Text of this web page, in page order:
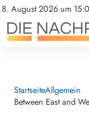
8. August 2026 um
StartseiteAllgemein
Between East and